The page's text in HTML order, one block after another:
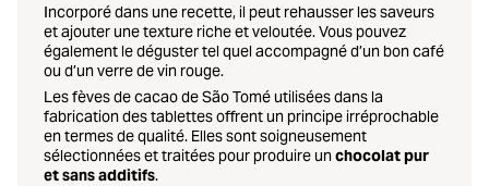
Incorporé dans une recette, il peut rehausser les saveurs
et ajouter une texture riche et veloutée. Vous pouvez
également le déguster tel quel accompagné d’un bon café
ou d’un verre de vin rouge.
Les fèves de cacao de São Tomé utilisées dans la
fabrication des tablettes offrent un principe irréprochable
en termes de qualité. Elles sont soigneusement
sélectionnées et traitées pour produire unchocolat pur
et sans additifs.